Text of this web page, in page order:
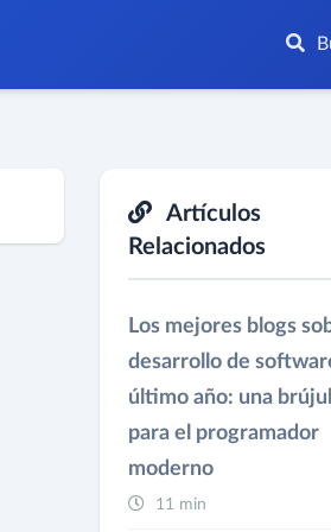
Artículos
Relacionados
Los mejores blogs
desarrollo de
último año: una
para el programador
moderno
11 min